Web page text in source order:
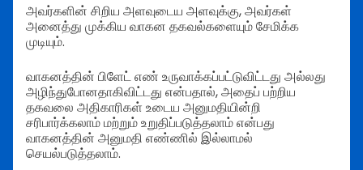
அவர்களின் சிறிய அளவுடைய அளவுக்கு, அவர்கள்
அனைத்து முக்கிய வாகன தகவல்களையும் சேமிக்க
முடியும்.
வாகனத்தின் பிளேட் எண் உருவாக்கப்பட்டுவிட்டது அல்லது
அழிந்துபோனதாகிவிட்டது என்பதால், அதைப் பற்றிய
தகவலை அதிகாரிகள் உடைய அனுமதியின்றி
சரிபார்க்கலாம் மற்றும் உறுதிப்படுத்தலாம் என்பது
வாகனத்தின் அனுமதி எண்ணில் இல்லாமல்
செயல்படுத்தலாம்.